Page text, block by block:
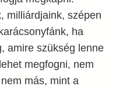
milliárdjaink, szépen
ha
amire szükség lenne
megfogni, nem
más, mint a